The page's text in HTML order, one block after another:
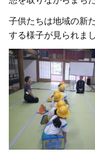
子供たちは地域の新
する様子が見られまし